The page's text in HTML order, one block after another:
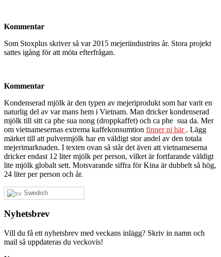
Kommentar
Som Stoxplus skriver så var 2015 mejeriindustrins år. Stora projekt
sattes igång för att möta efterfrågan.
Kommentar
Kondenserad mjölk är den typen av mejeriprodukt som har varit en
naturlig del av var mans hem i Vietnam. Man dricker kondenserad
mjölk till sitt ca phe sua nong (droppkaffet) och ca phe sua da. Mer
om vietnamesernas extrema kaffekonsumtion finner ni här . Lägg
märket till att pulvermjölk har en väldigt stor andel av den totala
mejerimarknaden. I texten ovan så står det även att vietnameserna
dricker endast 12 liter mjölk per person, vilket är fortfarande väldigt
lite mjölk globalt sett. Motsvarande siffra för Kina är dubbelt så hög,
24 liter per person och år.
Swedish
Nyhetsbrev
Vill du få ett nyhetsbrev med veckans inlägg? Skriv in namn och
mail så uppdateras du veckovis!